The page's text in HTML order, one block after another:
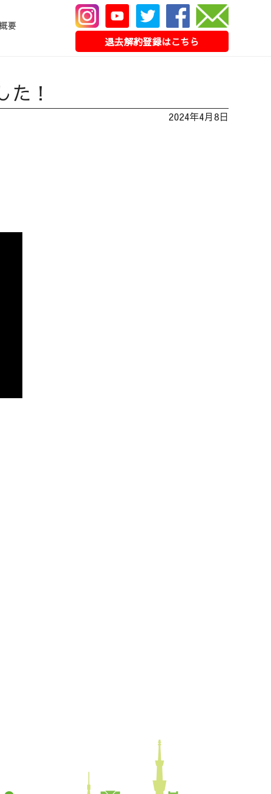
要
退去解約登録はこちら
！
2024年4月8日